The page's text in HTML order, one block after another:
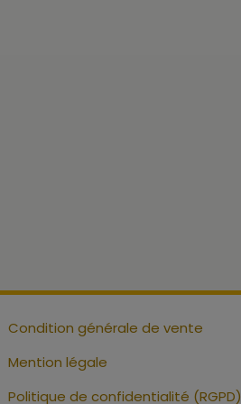
Condition générale de vente
Mention légale
Politique de confidentialité (RGPD)